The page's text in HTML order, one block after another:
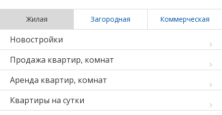
Жилая Загородная Коммерческая
Новостройки
Продажа квартир, комнат
Аренда квартир, комнат
Квартиры на сутки